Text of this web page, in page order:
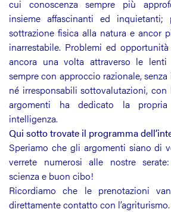
cui conoscenza sempre più
insieme affascinanti ed
sottrazione fisica alla natura e ancor
inarrestabile. Problemi ed
ancora una volta attraverso le lenti
sempre con approccio razionale,
né irresponsabili sottovalutazioni, con
argomenti ha dedicato la
intelligenza.
Qui sotto trovate il programma
Speriamo che gli argomenti siano di
verrete numerosi alle nostre
scienza e buon cibo!
Ricordiamo che le prenotazioni
direttamente contatto con l’agriturismo.